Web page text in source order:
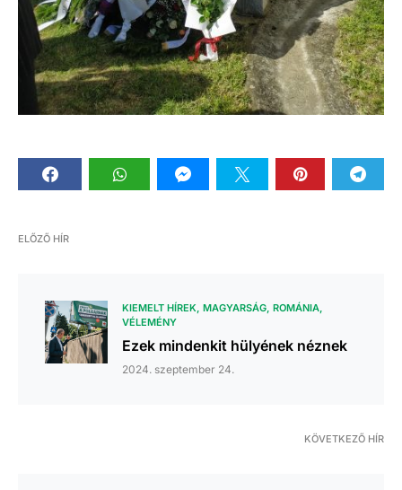
ELŐZŐ HÍR
KIEMELT HÍREK MAGYARSÁG ROMÁNIA
VÉLEMÉNY
Ezek mindenkit hülyének néznek
2024. szeptember 24.
KÖVETKEZŐ HÍR